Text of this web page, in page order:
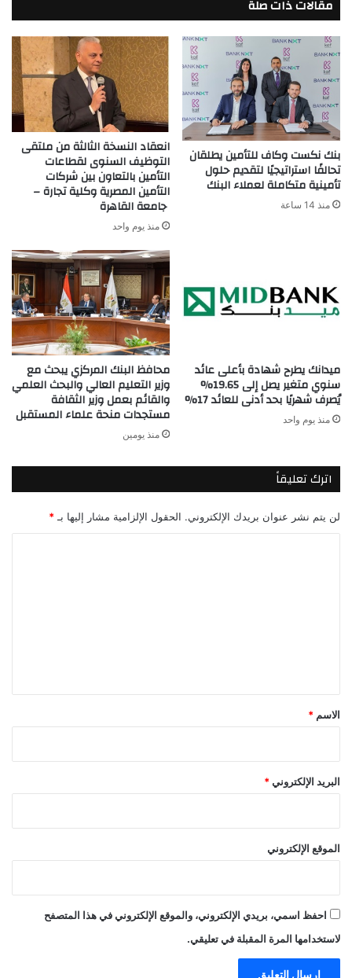
الأهلى
مقالات ذات صلة
بنك نكست وكاف للتأمين يطلقان
تحالفًا استراتيجيًا لتقديم حلول
تأمينية متكاملة لعملاء البنك
منذ 14 ساعة
انعقاد النسخة الثالثة من ملتقى
التوظيف السنوى لقطاعات
التأمين بالتعاون بين شركات
التأمين المصرية وكلية تجارة –
جامعة القاهرة
منذ يوم واحد
ميدانك يطرح شهادة بأعلى عائد
سنوي متغير يصل إلى 19.65%
يُصرف شهريًا بحد أدنى للعائد 17%
منذ يوم واحد
محافظ البنك المركزي يبحث مع
وزير التعليم العالي والبحث العلمي
والقائم بعمل وزير الثقافة
مستجدات منحة علماء المستقبل
منذ يومين
اترك تعليقاً
لن يتم نشر عنوان بريدك الإلكتروني. الحقول الإلزامية مشار إليها بـ *
*
الاسم *
البريد الإلكتروني *
الموقع الإلكتروني
احفظ اسمي، بريدي الإلكتروني، والموقع الإلكتروني في هذا المتصفح
لاستخدامها المرة المقبلة في تعليقي.